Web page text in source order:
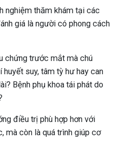
nghiệm thăm khám tại các
giá là người có phong cách
chứng trước mắt mà chú
suy, tâm tỳ hư hay can
Bệnh phụ khoa tái phát do
điều trị phù hợp hơn với
mà còn là quá trình giúp cơ